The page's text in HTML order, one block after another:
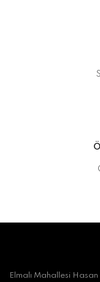
Elmalı Mahallesi